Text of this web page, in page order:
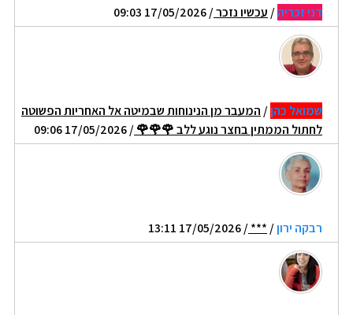
דני זכריה/ עכשיו נזכר/ 17/05/2026 09:03
שמואל כהן/ המעבר מן הנינוחות שבמיטה אל האחריות הפשוטה
לחתול הממתין בחצר נוגע ללב 🌹🌹🌹/ 17/05/2026 09:06
רבקה ירון/
***
/ 17/05/2026 13:11